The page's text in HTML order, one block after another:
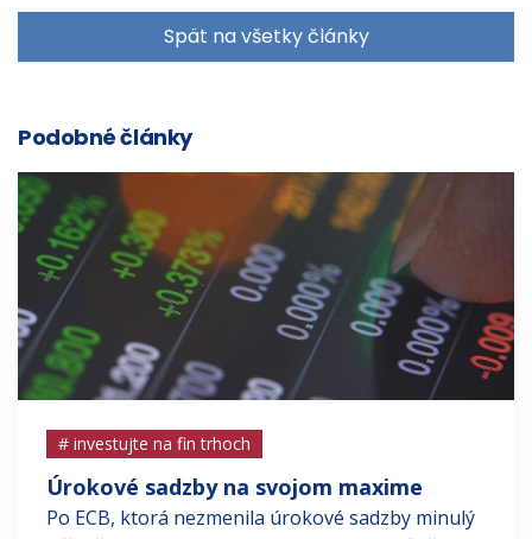
Spät na všetky články
Podobné články
# investujte na fin trhoch
Úrokové sadzby na svojom maxime
Po ECB, ktorá nezmenila úrokové sadzby minulý